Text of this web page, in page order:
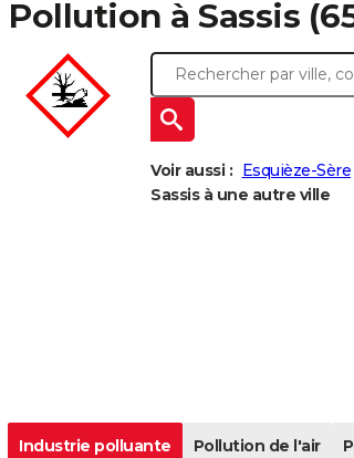
Pollution à Sassis
Voir aussi : Esquièze-Sère
Sassis à une autre ville
Industrie polluante Pollution de l'air